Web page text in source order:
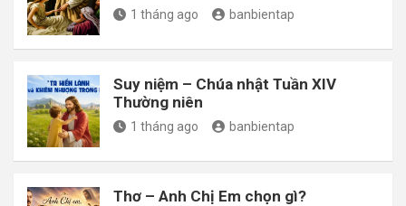
1 tháng ago banbientap
Suy niệm – Chúa nhật Tuần XIV
Thường niên
1 tháng ago banbientap
Thơ – Anh Chị Em chọn gì?